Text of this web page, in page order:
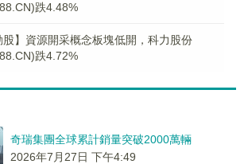
跌4.48%
股】資源開采概念板塊低開，科力股份
跌4.72%
奇瑞集團全球累計銷量突破2000萬輛
2026年7月27日 下午4:49